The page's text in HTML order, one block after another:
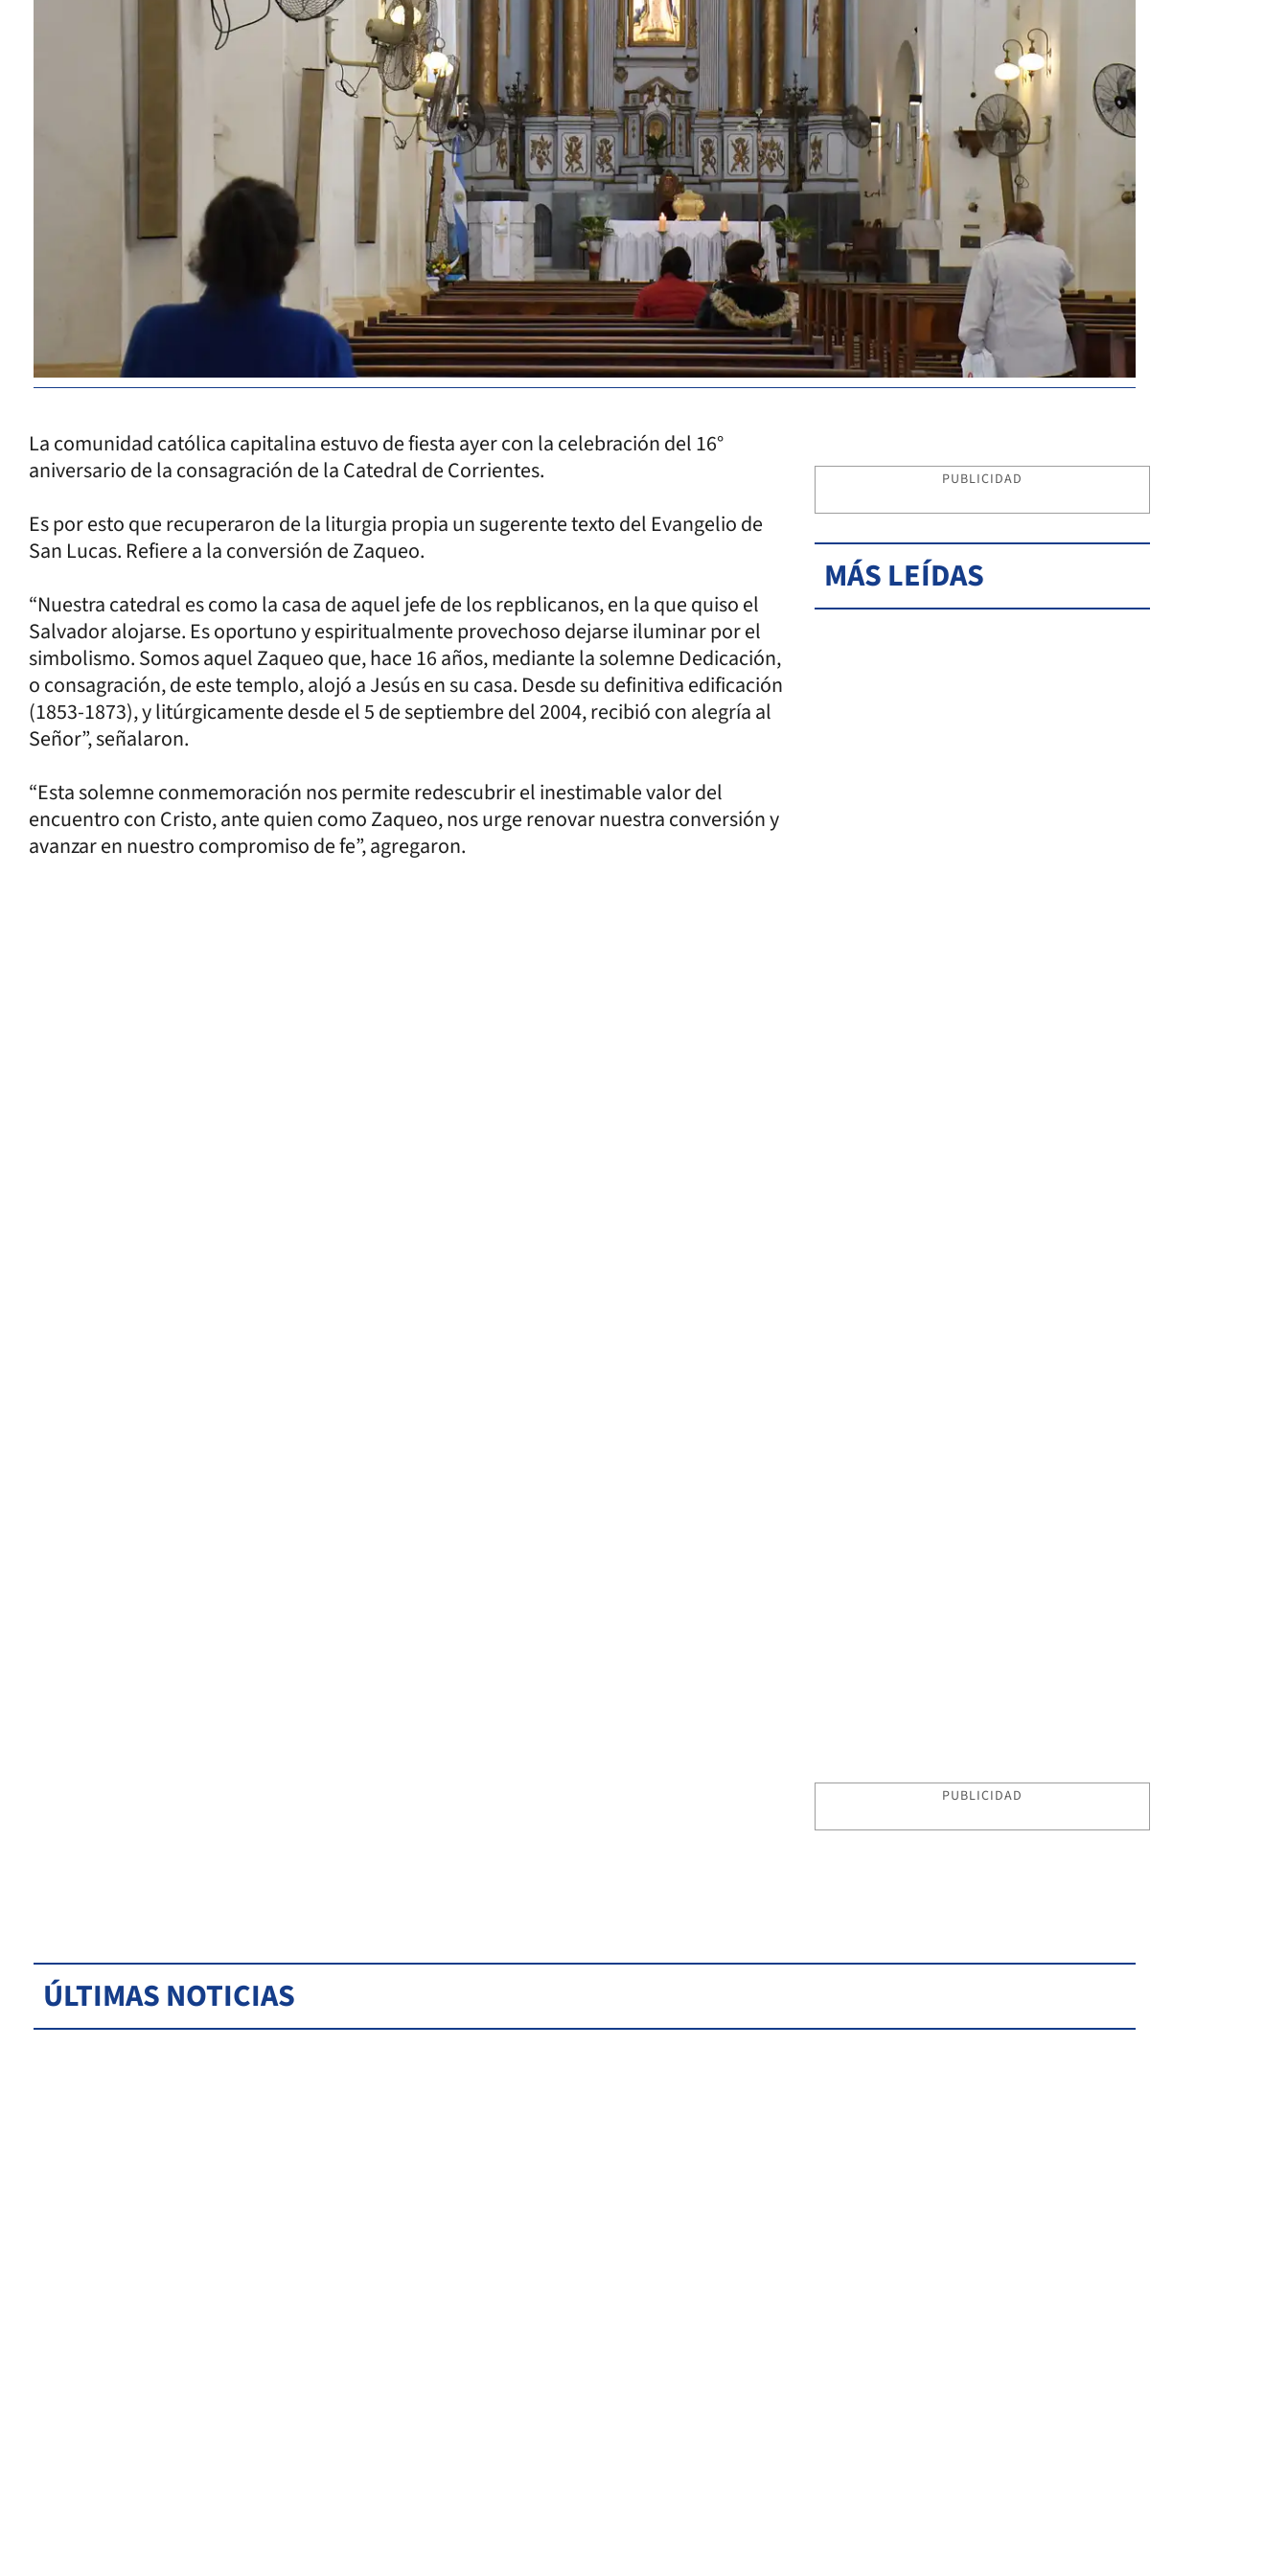
La comunidad católica capitalina estuvo de fiesta ayer con la celebración del 16°
aniversario de la consagración de la Catedral de Corrientes.
Es por esto que recuperaron de la liturgia propia un sugerente texto del Evangelio de
San Lucas. Refiere a la conversión de Zaqueo.
“Nuestra catedral es como la casa de aquel jefe de los repblicanos, en la que quiso el
Salvador alojarse. Es oportuno y espiritualmente provechoso dejarse iluminar por el
simbolismo. Somos aquel Zaqueo que, hace 16 años, mediante la solemne Dedicación,
o consagración, de este templo, alojó a Jesús en su casa. Desde su definitiva edificación
(1853-1873), y litúrgicamente desde el 5 de septiembre del 2004, recibió con alegría al
Señor”, señalaron.
“Esta solemne conmemoración nos permite redescubrir el inestimable valor del
encuentro con Cristo, ante quien como Zaqueo, nos urge renovar nuestra conversión y
avanzar en nuestro compromiso de fe”, agregaron.
PUBLICIDAD
MÁS LEÍDAS
PUBLICIDAD
ÚLTIMAS NOTICIAS